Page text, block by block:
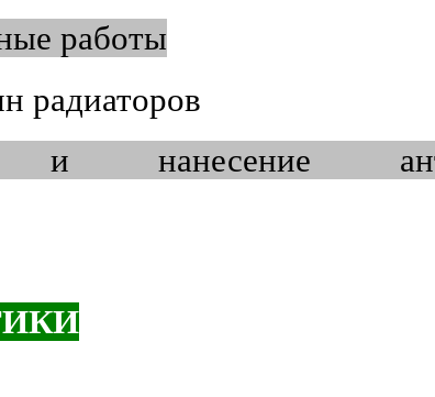
работы
радиаторов
и нанесение